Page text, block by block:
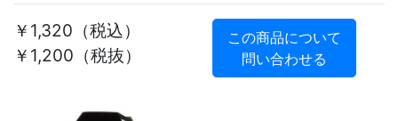
￥1,320 （税込）
￥1,200（税抜）
この商品について
問い合わせる